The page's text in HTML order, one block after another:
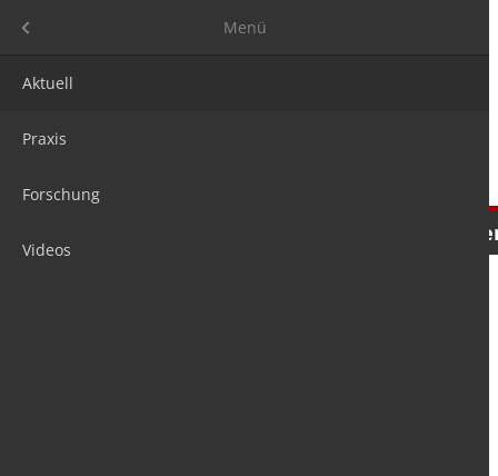
Menü
Aktuell
Praxis
Forschung
Videos